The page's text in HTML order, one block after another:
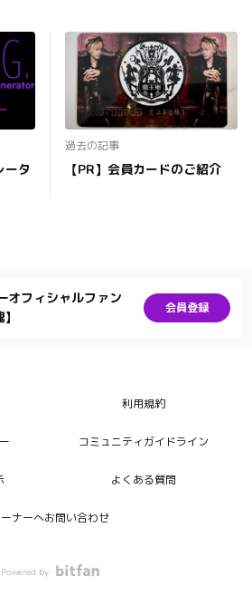
ータ
過去の記事
【PR】会員カードのご紹介
オフィシャルファン
会員登録
利用規約
コミュニティガイドライン
よくある質問
ナーへお問い合わせ
Powered by